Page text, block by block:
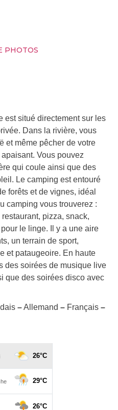
PHOTOS
est situé directement sur les
Dans la rivière, vous
et même pêcher de votre
Vous pouvez
qui coule ainsi que des
Le camping est entouré
forêts et de vignes, idéal
camping vous trouverez :
pizza, snack,
le linge. Il y a une aire
un terrain de sport,
et pataugeoire. En haute
des soirées de musique live
que des soirées disco avec
–Allemand – Français –